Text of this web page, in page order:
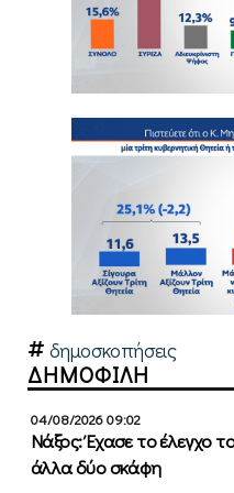
δημοσκοπήσεις
ΔΗΜΟΦΙΛΗ
04/08/2026 09:02
Νάξος: Έχασε το έλεγχο
άλλα δύο σκάφη